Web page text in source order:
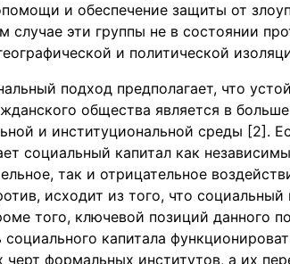
и обеспечение защиты от
случае эти группы не в состоянии
и политической
подход предполагает, что
общества является в
и институциональной среды [2].
социальный капитал как
так и отрицательное
исходит из того, что
того, ключевой позиций данного
социального капитала
черт формальных институтов, а их